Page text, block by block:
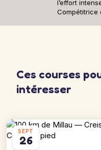
l’effort
Compétitrice
Ces courses
intéresser
SEPT
26